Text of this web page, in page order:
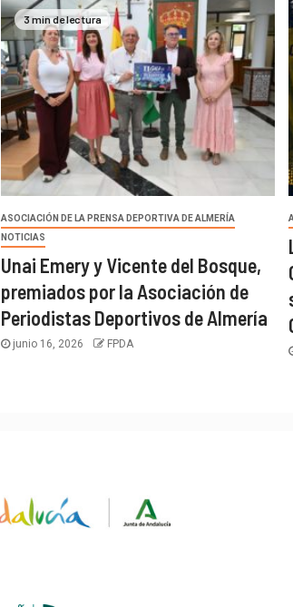
3 min de lectura
ASOCIACIÓN DE LA PRENSA DEPORTIVA DE ALMERÍA
NOTICIAS
Unai Emery y Vicente del Bosque,
premiados por la Asociación de
Periodistas Deportivos de Almería
junio 16, 2026 FPDA